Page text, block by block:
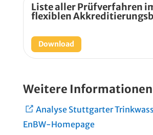
Liste aller Prüfverfahren
flexiblen
Download
Weitere
Analyse Stuttgarter
EnBW-Homepage